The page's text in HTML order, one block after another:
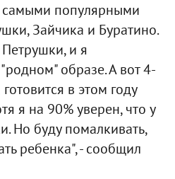
популярными
Зайчика и Буратино.
и я
образе. А вот 4-
в этом году
я на 90% уверен, что у
Но буду помалкивать,
ребенка", - сообщил